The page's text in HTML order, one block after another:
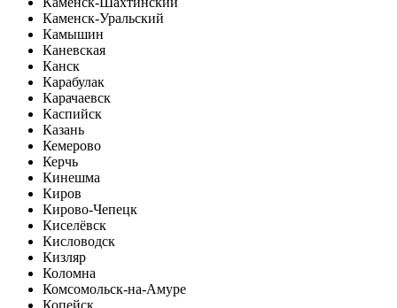
Каменск-Уральский
Камышин
Каневская
Канск
Карабулак
Карачаевск
Каспийск
Казань
Кемерово
Керчь
Кинешма
Киров
Кирово-Чепецк
Киселёвск
Кисловодск
Кизляр
Коломна
Комсомольск-на-Амуре
Копейск